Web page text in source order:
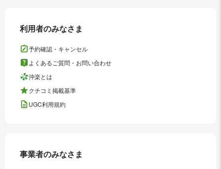
利用者のみなさま
予約確認・キャンセル
よくあるご質問・お問い合わせ
沖楽とは
クチコミ掲載基準
UGC利用規約
事業者のみなさま